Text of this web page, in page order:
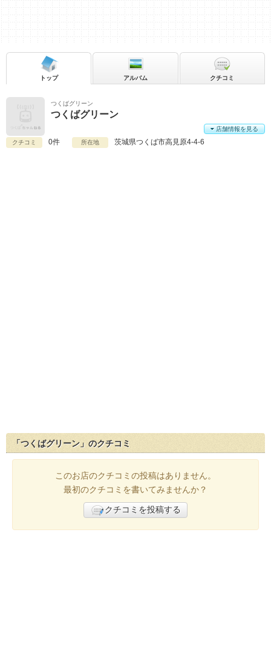
つくばグリーン
つくばグリーン
クチコミ 0件 所在地 茨城県つくば市高見原4-4-6
店舗情報を見る
トップ アルバム クチコミ
「つくばグリーン」のクチコミ
このお店のクチコミの投稿はありません。
最初のクチコミを書いてみませんか？
クチコミを投稿する